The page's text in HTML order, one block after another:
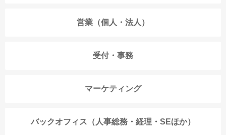
営業（個人・法人）
受付・事務
マーケティング
バックオフィス（人事総務・経理・SEほか）